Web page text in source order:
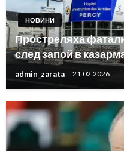
НОВИНИ
Простреляха
след запой в
admin_zarata 21.02.2026